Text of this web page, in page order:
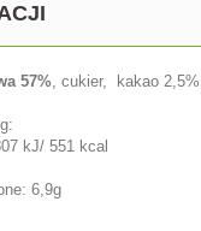
57%, cukier, kakao
kJ/ 551 kcal
6,9g